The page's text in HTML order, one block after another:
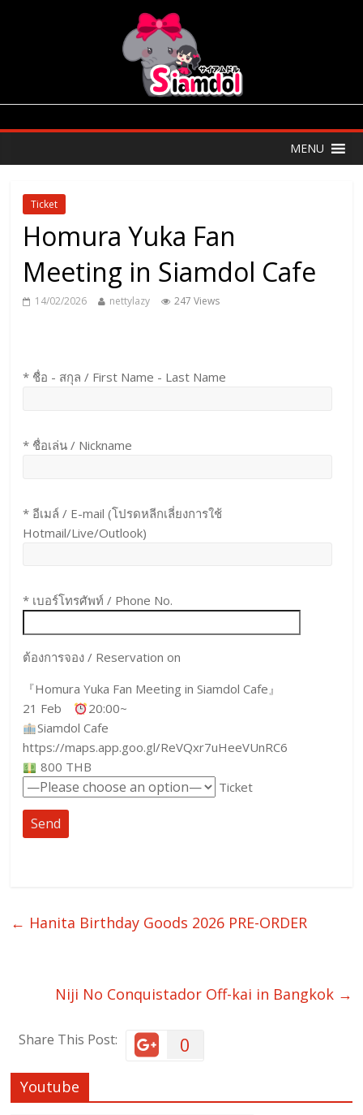
MENU
Ticket
Homura Yuka Fan
Meeting in Siamdol Cafe
14/02/2026 nettylazy 247 Views
* ชื่อ - สกุล / First Name - Last Name
* ชื่อเล่น / Nickname
* อีเมล์ / E-mail (โปรดหลีกเลี่ยงการใช้
Hotmail/Live/Outlook)
* เบอร์โทรศัพท์ / Phone No.
ต้องการจอง / Reservation on
『Homura Yuka Fan Meeting in Siamdol Cafe』
21 Feb
20:00~
Siamdol Cafe
https://maps.app.goo.gl/ReVQxr7uHeeVUnRC6
800 THB
Ticket
← Hanita Birthday Goods 2026 PRE-ORDER
Niji No Conquistador Off-kai in Bangkok →
Share This Post: 0
Youtube